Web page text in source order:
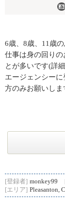
6歳、8歳、11歳
仕事は身の回りの
とが多いです(詳
エージェンシー
方のみお願いしま
[登録者] monkey99
[エリア] Pleasanton,